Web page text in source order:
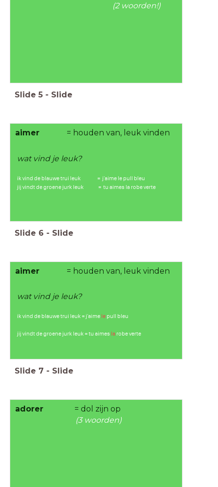
(2 woorden!)
Slide 5 - Slide
wat vind je leuk?
ik vind de blauwe trui leuk = j'aime le pull bleu
jij vindt de groene jurk leuk = tu aimes la robe verte
aimer = houden van, leuk vinden
Slide 6 - Slide
wat vind je leuk?
ik vind de blauwe trui leuk = j'aime lepull bleu
jij vindt de groene jurk leuk = tu aimes larobe verte
aimer = houden van, leuk vinden
Slide 7 - Slide
adorer = dol zijn op
(3 woorden)